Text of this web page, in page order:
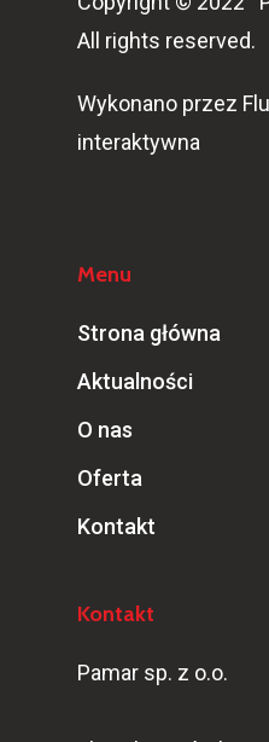
All rights reserved.
Wykonano przez
interaktywna
Menu
Strona główna
Aktualności
O nas
Oferta
Kontakt
Kontakt
Pamar sp. z o.o.